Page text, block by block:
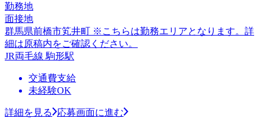
勤務地
面接地
群馬県前橋市笂井町 ※こちらは勤務エリアとなります。詳
細は原稿内をご確認ください。
JR両毛線 駒形駅
交通費支給
未経験OK
詳細を見る
応募画面に進む